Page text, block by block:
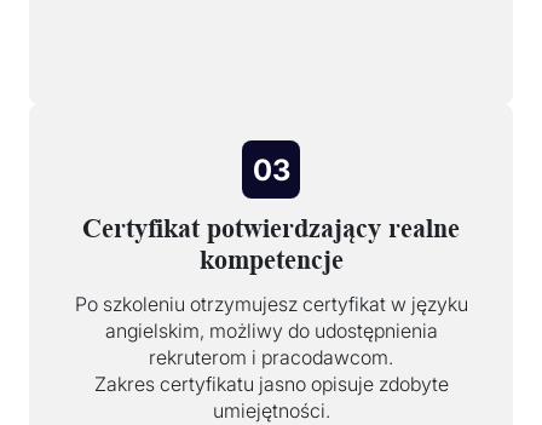
03
Certyfikat potwierdzający realne
kompetencje
Po szkoleniu otrzymujesz certyfikat w języku
angielskim, możliwy do udostępnienia
rekruterom i pracodawcom.
Zakres certyfikatu jasno opisuje zdobyte
umiejętności.